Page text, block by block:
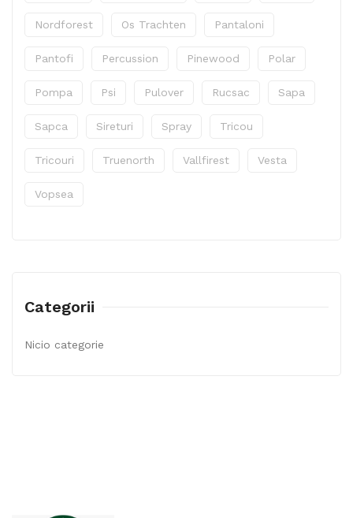
Nordforest Os Trachten Pantaloni
Pantofi Percussion Pinewood Polar
Pompa Psi Pulover Rucsac Sapa
Sapca Sireturi Spray Tricou
Tricouri Truenorth Vallfirest Vesta
Vopsea
Categorii
Nicio categorie